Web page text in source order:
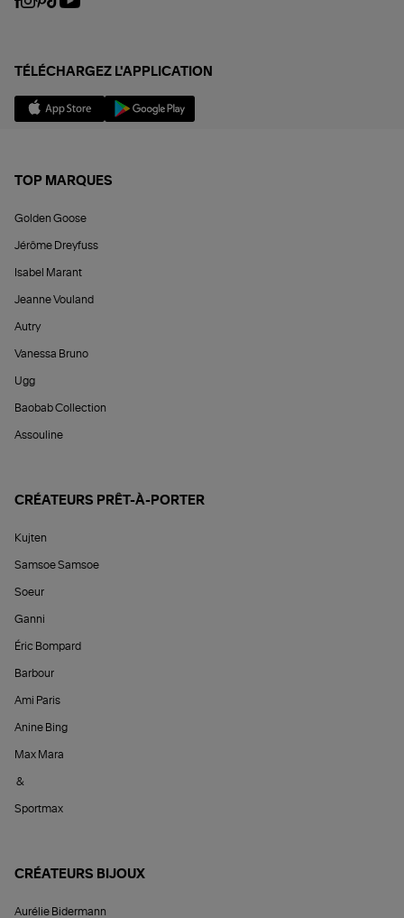
TÉLÉCHARGEZ L'APPLICATION
TOP MARQUES
Golden Goose
Jérôme Dreyfuss
Isabel Marant
Jeanne Vouland
Autry
Vanessa Bruno
Ugg
Baobab Collection
Assouline
CRÉATEURS PRÊT-À-PORTER
Kujten
Samsoe Samsoe
Soeur
Ganni
Éric Bompard
Barbour
Ami Paris
Anine Bing
Max Mara
&
Sportmax
CRÉATEURS BIJOUX
Aurélie Bidermann